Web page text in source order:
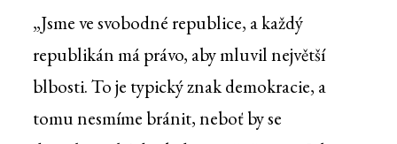
„Jsme ve svobodné republice, a každý
republikán má právo, aby mluvil největší
blbosti. To je typický znak demokracie, a
tomu nesmíme bránit, neboť by se